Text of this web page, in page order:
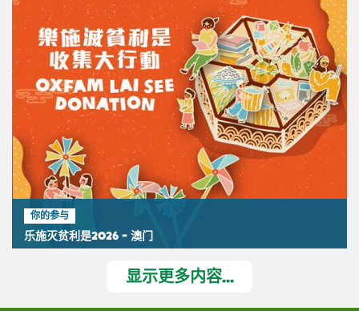
你的参与
乐施灭贫利是2026 - 澳门
显示更多内容...